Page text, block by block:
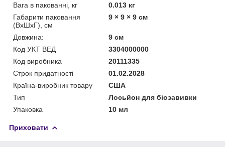
Вага в пакованні, кг
0.013 кг
Габарити паковання
(ВхШхГ), см
9 × 9 × 9 см
Довжина:
9 см
Код УКТ ВЕД
3304000000
Код виробника
20111335
Строк придатності
01.02.2028
Країна-виробник товару
США
Тип
Лосьйон для біозавивки
Упаковка
10 мл
Приховати